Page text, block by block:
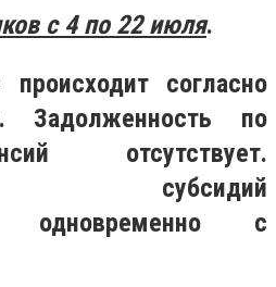
с 4 по 22 июля.
происходит согласно
Задолженность по
отсутствует.
субсидий
одновременно с